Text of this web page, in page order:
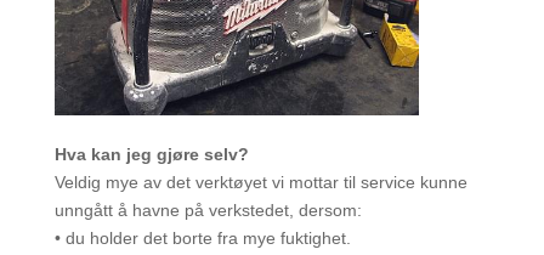
Hva kan jeg gjøre selv?
Veldig mye av det verktøyet vi mottar til service kunne
unngått å havne på verkstedet, dersom:
• du holder det borte fra mye fuktighet.